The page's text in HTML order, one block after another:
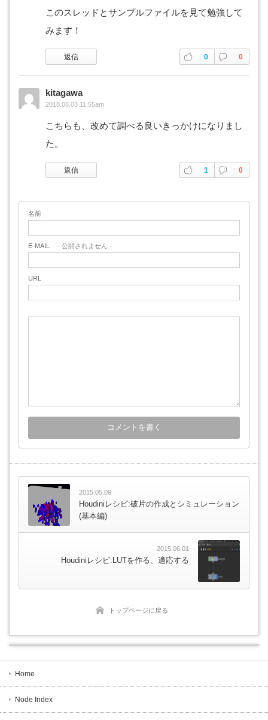
このスレッドとサンプルファイルを見て勉強して
みます！
返信 0 0
kitagawa
2018.08.03 11:55am
こちらも、改めて調べる良いきっかけになりまし
た。
返信 1 0
名前
E-MAIL - 公開されません -
URL
2015.05.09
Houdiniレシピ:破片の作成とシミュレーション
(基本編)
2015.06.01
Houdiniレシピ:LUTを作る、適応する
トップページに戻る
Home
Node Index